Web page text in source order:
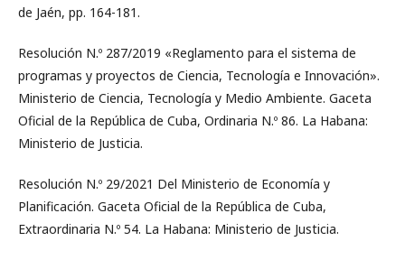
de Jaén, pp. 164-181.
Resolución N.º 287/2019 «Reglamento para el sistema de
programas y proyectos de Ciencia, Tecnología e Innovación».
Ministerio de Ciencia, Tecnología y Medio Ambiente. Gaceta
Oficial de la República de Cuba, Ordinaria N.º 86. La Habana:
Ministerio de Justicia.
Resolución N.º 29/2021 Del Ministerio de Economía y
Planificación. Gaceta Oficial de la República de Cuba,
Extraordinaria N.º 54. La Habana: Ministerio de Justicia.